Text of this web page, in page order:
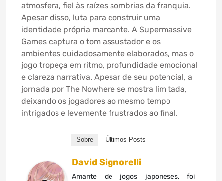
atmosfera, fiel às raízes sombrias da franquia.
Apesar disso, luta para construir uma
identidade própria marcante. A Supermassive
Games captura o tom assustador e os
ambientes cuidadosamente elaborados, mas o
jogo tropeça em ritmo, profundidade emocional
e clareza narrativa. Apesar de seu potencial, a
jornada por The Nowhere se mostra limitada,
deixando os jogadores ao mesmo tempo
intrigados e levemente frustrados ao final.
Sobre Últimos Posts
David Signorelli
Amante de jogos japoneses, foi